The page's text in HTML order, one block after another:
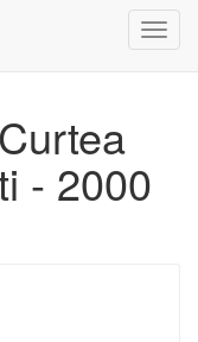
- 2000